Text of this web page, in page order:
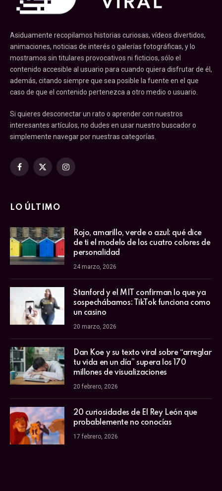
Asiduamente recopilamos historias curiosas, vídeos divertidos,
animaciones, noticias de interés o galerías fotográficas, y lo
mostramos sin titulares provocativos ni ficticios, sólo el
contenido accesible al usuario para cuando quiera disfrutar de él,
además, citando siempre que sea posible la fuente en el que
caso de que el contenido pertenezca a otro medio o usuario.
Si quieres desconectar un rato o aprender con nuestros
interesantes artículos, no dudes en usar nuestro buscador o
simplemente navegar por nuestras categorías.
Facebook
X
Instagram
LO ÚLTIMO
Rojo, amarillo, verde o azul: qué dice
de ti el modelo de los cuatro colores de
personalidad
24 marzo, 2026
Stanford y el MIT confirman lo que ya
sospechábamos: TikTok funciona como
un casino
20 marzo, 2026
Dan Koe y su texto viral sobre “arreglar
tu vida en un día” supera los 170
millones de visualizaciones
20 febrero, 2026
20 curiosidades de El Rey León que
probablemente no conocías
17 febrero, 2026